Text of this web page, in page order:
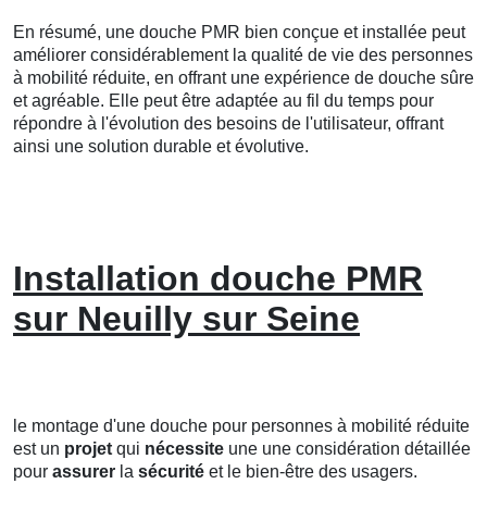
En résumé, une douche PMR bien conçue et installée peut
améliorer considérablement la qualité de vie des personnes
à mobilité réduite, en offrant une expérience de douche sûre
et agréable. Elle peut être adaptée au fil du temps pour
répondre à l'évolution des besoins de l'utilisateur, offrant
ainsi une solution durable et évolutive.
Installation douche PMR
sur Neuilly sur Seine
le montage d'une douche pour personnes à mobilité réduite
est un projet qui nécessite une une considération détaillée
pour assurer la sécurité et le bien-être des usagers.